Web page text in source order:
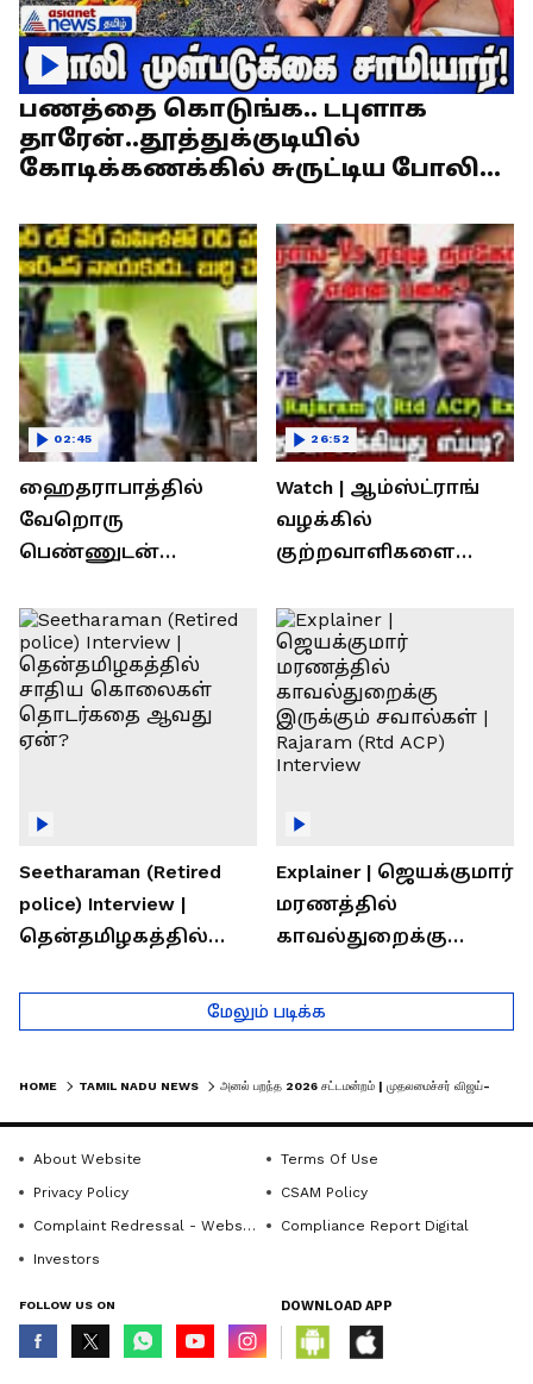
பணத்தை கொடுங்க.. டபுளாக
தாரேன்..தூத்துக்குடியில்
கோடிக்கணக்கில் சுருட்டிய போலி
ஹைதராபாத்தில்
வேறொரு
பெண்ணுடன்
தலைவரை மடக்கி
பிடித்த மனைவி
02:45
Watch | ஆம்ஸ்ட்ராங்
வழக்கில்
குற்றவாளிகளை
காவல்துறை? / Rajaram
Rtd ACP Interview
26:52
Seetharaman (Retired
police) Interview |
தென்தமிழகத்தில்
தொடர்கதை ஆவது
ஏன்?
Explainer | ஜெயக்குமார்
மரணத்தில்
காவல்துறைக்கு
Rajaram (Rtd ACP)
Interview
மேலும் படிக்க
HOME TAMIL NADU NEWS
About Website
Terms Of Use
Privacy Policy
CSAM Policy
Complaint Redressal - Website
Compliance Report Digital
Investors
FOLLOW US ON DOWNLOAD APP